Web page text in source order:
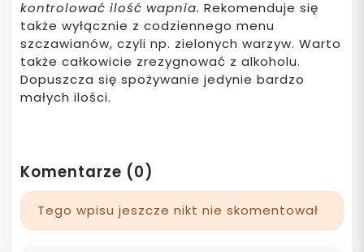
kontrolować ilość wapnia. Rekomenduje się
także wyłącznie z codziennego menu
szczawianów, czyli np. zielonych warzyw. Warto
także całkowicie zrezygnować z alkoholu.
Dopuszcza się spożywanie jedynie bardzo
małych ilości.
Komentarze (0)
Tego wpisu jeszcze nikt nie skomentował